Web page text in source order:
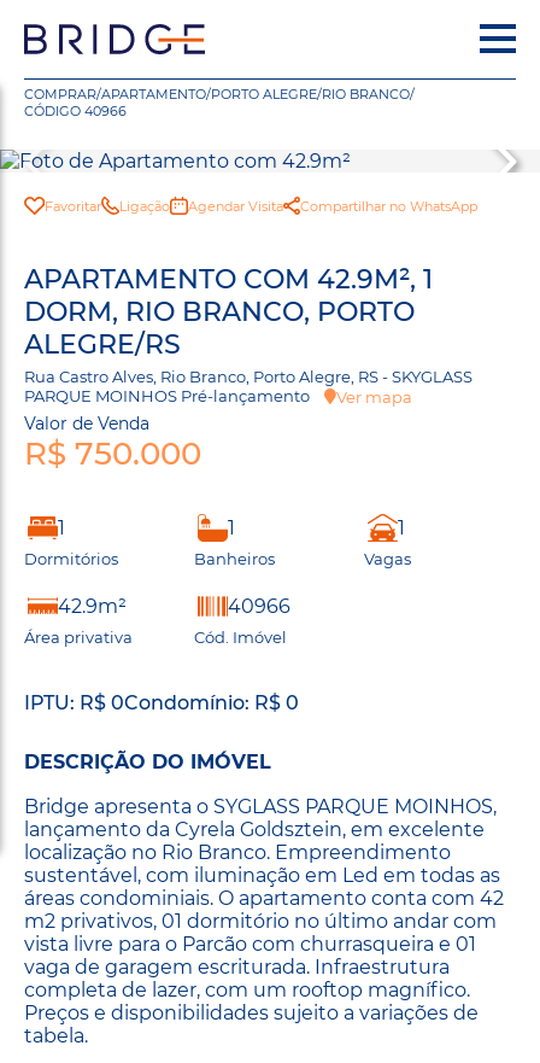
COMPRAR/APARTAMENTO/PORTO ALEGRE/RIO BRANCO/
CÓDIGO 40966
Favoritar Ligação Agendar Visita Compartilhar no WhatsApp
APARTAMENTO COM 42.9M², 1
DORM, RIO BRANCO, PORTO
ALEGRE/RS
Rua Castro Alves, Rio Branco, Porto Alegre, RS - SKYGLASS
PARQUE MOINHOS Pré-lançamento
Ver mapa
Valor de Venda
R$ 750.000
1
Dormitórios
1
Banheiros
1
Vagas
42.9m²
Área privativa
40966
Cód. Imóvel
IPTU: R$ 0Condomínio: R$ 0
DESCRIÇÃO DO IMÓVEL
Bridge apresenta o SYGLASS PARQUE MOINHOS,
lançamento da Cyrela Goldsztein, em excelente
localização no Rio Branco. Empreendimento
sustentável, com iluminação em Led em todas as
áreas condominiais. O apartamento conta com 42
m2 privativos, 01 dormitório no último andar com
vista livre para o Parcão com churrasqueira e 01
vaga de garagem escriturada. Infraestrutura
completa de lazer, com um rooftop magnífico.
Preços e disponibilidades sujeito a variações de
tabela.